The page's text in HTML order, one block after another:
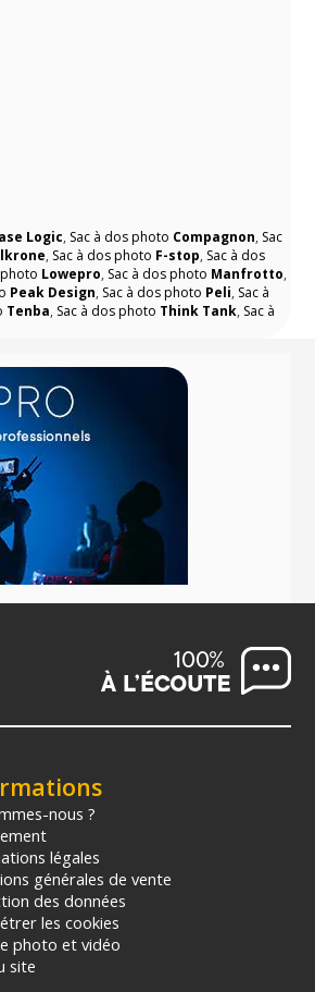
Logic, Sac à dos photo Compagnon, Sac
, Sac à dos photo F-stop, Sac à dos
Lowepro, Sac à dos photo Manfrotto,
Peak Design, Sac à dos photo Peli, Sac à
Tenba, Sac à dos photo Think Tank, Sac à
nous ?
légales
générales de vente
des données
les cookies
photo et vidéo
site